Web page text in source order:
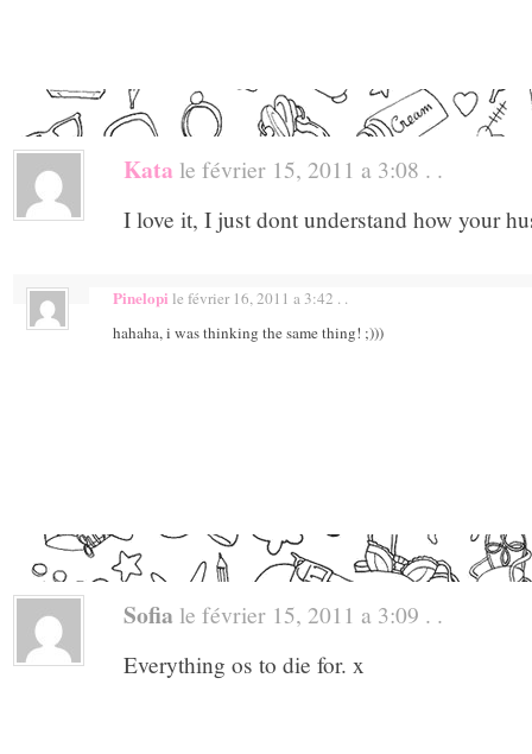
Kata le février 15, 2011 a 3:08 . .
I love it, I just dont understand how your
Pinelopi le février 16, 2011 a 3:42 . .
hahaha, i was thinking the same thing! ;)))
Sofia le février 15, 2011 a 3:09 . .
Everything os to die for. x